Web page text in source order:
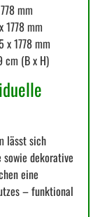
mm
1778 mm
x 1778 mm
cm (B x H)
lässt sich
sowie dekorative
eine
– funktional